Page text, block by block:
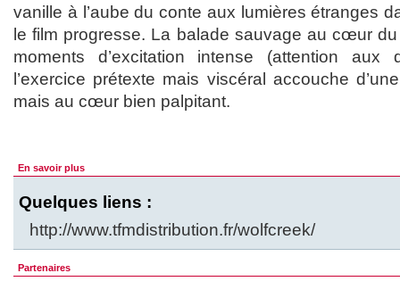
vanille à l’aube du conte aux lumières étranges
le film progresse. La balade sauvage au cœur
moments d’excitation intense (attention
l’exercice prétexte mais viscéral accouche
mais au cœur bien palpitant.
En savoir plus
Quelques liens :
http://www.tfmdistribution.fr/wolfcreek/
Partenaires